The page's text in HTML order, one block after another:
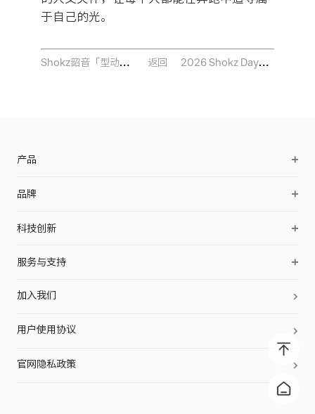
于自己的光。
Shokz韶音「型动花田」街区快闪亮相，开启开放聆听新浪潮 返回 2026 Shokz Day圆满收官：韶音以「随我动听」开启全场景声态新时代
产品
OpenDots Air
OpenFit Pro
OpenFit 2
OpenFit
品牌
品牌伙伴
品牌动态
科技创新
服务与支持
门店查询
加入我们
用户使用协议
官网隐私政策